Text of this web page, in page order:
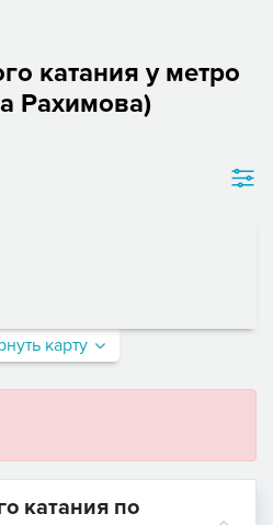
катания у метро
Рахимова)
карту
катания по